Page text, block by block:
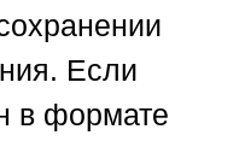
Если
в формате